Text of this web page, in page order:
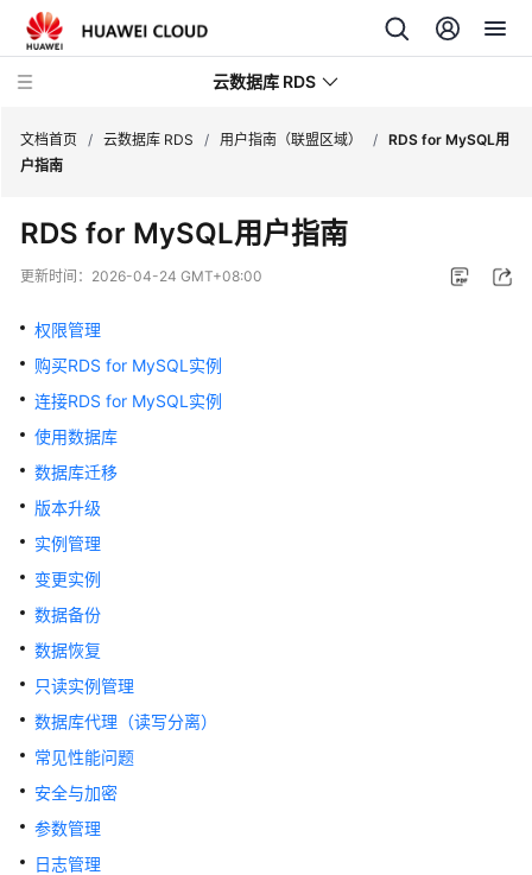
云数据库 RDS
产
介
绍
计
费
说
明
快
速
入
门
内
核
介
绍
用
户
指
文档首页 / 云数据库 RDS / 用户指南（联盟区域） / RDS for MySQL用
户指南
RDS for MySQL用户指南
更新时间： 2026-04-24 GMT+08:00
权限管理
购买RDS for MySQL实例
连接RDS for MySQL实例
使用数据库
数据库迁移
版本升级
实例管理
变更实例
数据备份
数据恢复
只读实例管理
数据库代理（读写分离）
常见性能问题
安全与加密
参数管理
日志管理